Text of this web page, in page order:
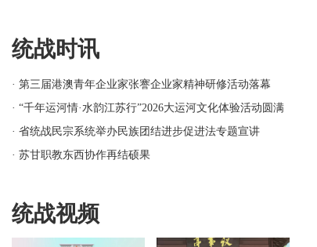
统战时讯
· 第三届港澳青年企业家张謇企业家精神研修活动落幕
· “千年运河情·水韵江苏行”2026大运河文化体验活动圆满
结营
· 省统战民宗系统举办民族团结进步促进法专题宣讲
· 苏甘职教东西协作再结硕果
统战视频